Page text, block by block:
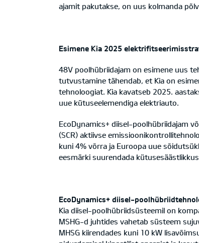
ajamit pakutakse, on uus kolmanda
Esimene Kia 2025
48V poolhübriidajam on esimene uus
tutvustamine tähendab, et Kia on
tehnoloogiat. Kia kavatseb 2025.
uue kütuseelemendiga elektriauto.
EcoDynamics+ diisel-poolhübriidajam
(SCR) aktiivse
kuni 4% võrra ja Euroopa uue
eesmärki suurendada
EcoDynamics+ diisel-
Kia diisel-poolhübriidsüsteemil on
MSHG-d juhtides vahetab süsteem
MHSG kiirendades kuni 10 kW